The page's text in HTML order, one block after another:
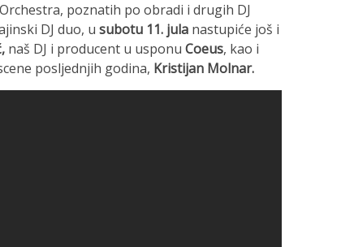
poznatih po obradi i drugih DJ
DJ duo, u subotu 11. jula nastupiće još i
naš DJ i producent u usponu Coeus, kao i
posljednjih godina, Kristijan Molnar.